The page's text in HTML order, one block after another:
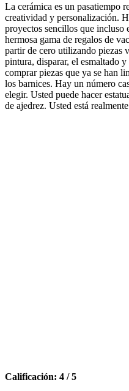
La cerámica es un pasatiempo
creatividad y personalización.
proyectos sencillos que incluso
hermosa gama de regalos de
partir de cero utilizando piezas
pintura, disparar, el esmaltado
comprar piezas que ya se han
los barnices. Hay un número
elegir. Usted puede hacer
de ajedrez. Usted está
Calificación: 4 / 5